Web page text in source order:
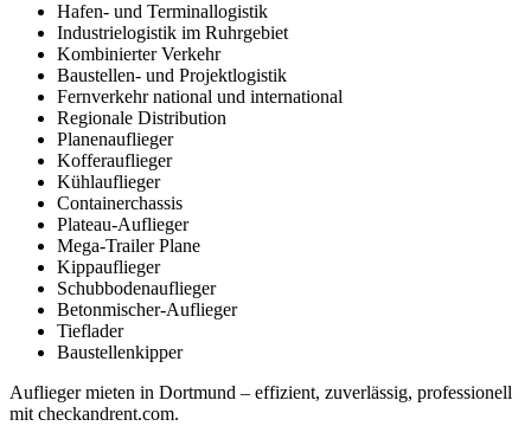
Hafen- und Terminallogistik
Industrielogistik im Ruhrgebiet
Kombinierter Verkehr
Baustellen- und Projektlogistik
Fernverkehr national und international
Regionale Distribution
Planenauflieger
Kofferauflieger
Kühlauflieger
Containerchassis
Plateau-Auflieger
Mega-Trailer Plane
Kippauflieger
Schubbodenauflieger
Betonmischer-Auflieger
Tieflader
Baustellenkipper
Auflieger mieten in Dortmund – effizient, zuverlässig, professionell
mit checkandrent.com.